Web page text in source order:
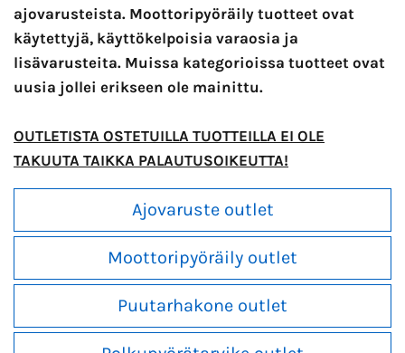
ajovarusteista. Moottoripyöräily tuotteet ovat
käytettyjä, käyttökelpoisia varaosia ja
lisävarusteita. Muissa kategorioissa tuotteet ovat
uusia jollei erikseen ole mainittu.
OUTLETISTA OSTETUILLA TUOTTEILLA EI OLE
TAKUUTA TAIKKA PALAUTUSOIKEUTTA!
Ajovaruste outlet
Moottoripyöräily outlet
Puutarhakone outlet